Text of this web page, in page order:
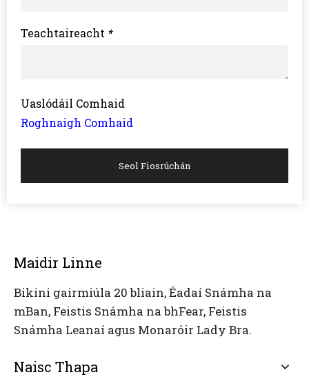
*
Teachtaireacht
Uaslódáil Comhaid
Roghnaigh Comhaid
Seol Fiosrúchán
Maidir Linne
Bikini gairmiúla 20 bliain, Éadaí Snámha na
mBan, Feistis Snámha na bhFear, Feistis
Snámha Leanaí agus Monaróir Lady Bra.
Naisc Thapa